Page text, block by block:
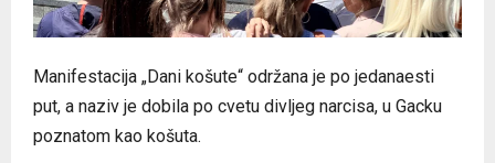
Manifestacija „Dani košute“ održana je po jedanaesti
put, a naziv je dobila po cvetu divljeg narcisa, u Gacku
poznatom kao košuta.